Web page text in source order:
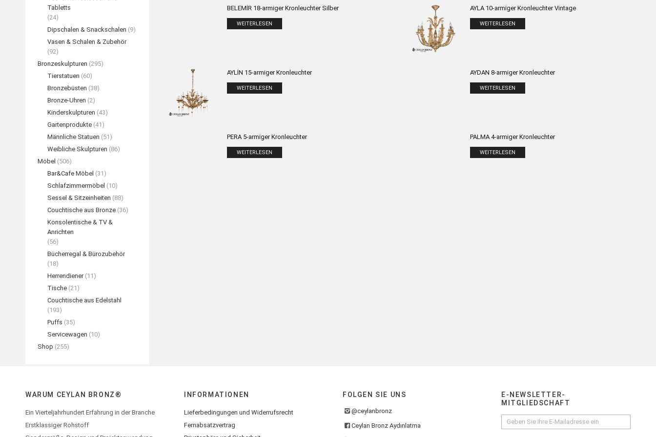
BELEMİR 18-armiger Kronleuchter Silber
WEITERLESEN
AYLA 10-armiger Kronleuchter Vintage
WEITERLESEN
AYLİN 15-armiger Kronleuchter
WEITERLESEN
AYDAN 8-armiger Kronleuchter
WEITERLESEN
PERA 5-armiger Kronleuchter
WEITERLESEN
PALMA 4-armiger Kronleuchter
WEITERLESEN
Tabletts
(24)
Dipschalen & Snackschalen (9)
Vasen & Schalen & Zubehör
(92)
Bronzeskulpturen (295)
Tierstatuen (60)
Bronzebüsten (38)
Bronze-Uhren (2)
Kinderskulpturen (43)
Gartenprodukte (41)
Männliche Statuen (51)
Weibliche Skulpturen (86)
Möbel (506)
Bar&Cafe Möbel (31)
Schlafzimmermöbel (10)
Sessel & Sitzeinheiten (88)
Couchtische aus Bronze (36)
Konsolentische & TV &
Anrichten
(56)
Bücherregal & Bürozubehör
(18)
Herrendiener (11)
Tische (21)
Couchtische aus Edelstahl
(193)
Puffs (35)
Servicewagen (10)
Shop (255)
WARUM CEYLAN BRONZ®
Ein Vierteljahrhundert Erfahrung in der Branche
Erstklassiger Rohstoff
INFORMATIONEN
Lieferbedingungen und Widerrufsrecht
Fernabsatzvertrag
FOLGEN SIE UNS
@ceylanbronz
Ceylan Bronz Aydınlatma
E-NEWSLETTER-
MITGLIEDSCHAFT